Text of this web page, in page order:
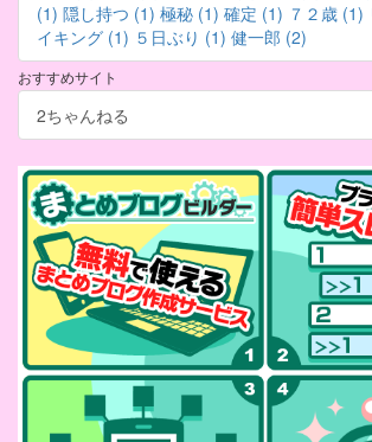
(1) 隠し持つ (1) 極秘 (1) 確定 (1) ７２歳 (1)
イキング (1) ５日ぶり (1) 健一郎 (2)
おすすめサイト
2ちゃんねる